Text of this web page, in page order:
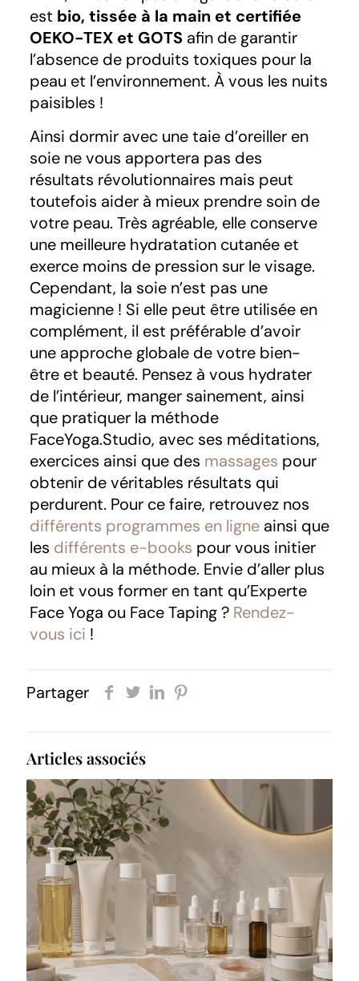
est bio, tissée à la main et certifiée
OEKO-TEX et GOTSafin de garantir
l’absence de produits toxiques pour la
peau et l’environnement. À vous les nuits
paisibles !
Ainsi dormir avec une taie d’oreiller en
soie ne vous apportera pas des
résultats révolutionnaires mais peut
toutefois aider à mieux prendre soin de
votre peau. Très agréable, elle conserve
une meilleure hydratation cutanée et
exerce moins de pression sur le visage.
Cependant, la soie n’est pas une
magicienne ! Si elle peut être utilisée en
complément, il est préférable d’avoir
une approche globale de votre bien-
être et beauté. Pensez à vous hydrater
de l’intérieur, manger sainement, ainsi
que pratiquer la méthode
FaceYoga.Studio, avec ses méditations,
exercices ainsi que des massages pour
obtenir de véritables résultats qui
perdurent. Pour ce faire, retrouvez nos
différents programmes en ligneainsi que
les différents e-books pour vous initier
au mieux à la méthode. Envie d’aller plus
loin et vous former en tant qu’Experte
Face Yoga ou Face Taping ? Rendez-
vous ici !
Partager
Articles associés